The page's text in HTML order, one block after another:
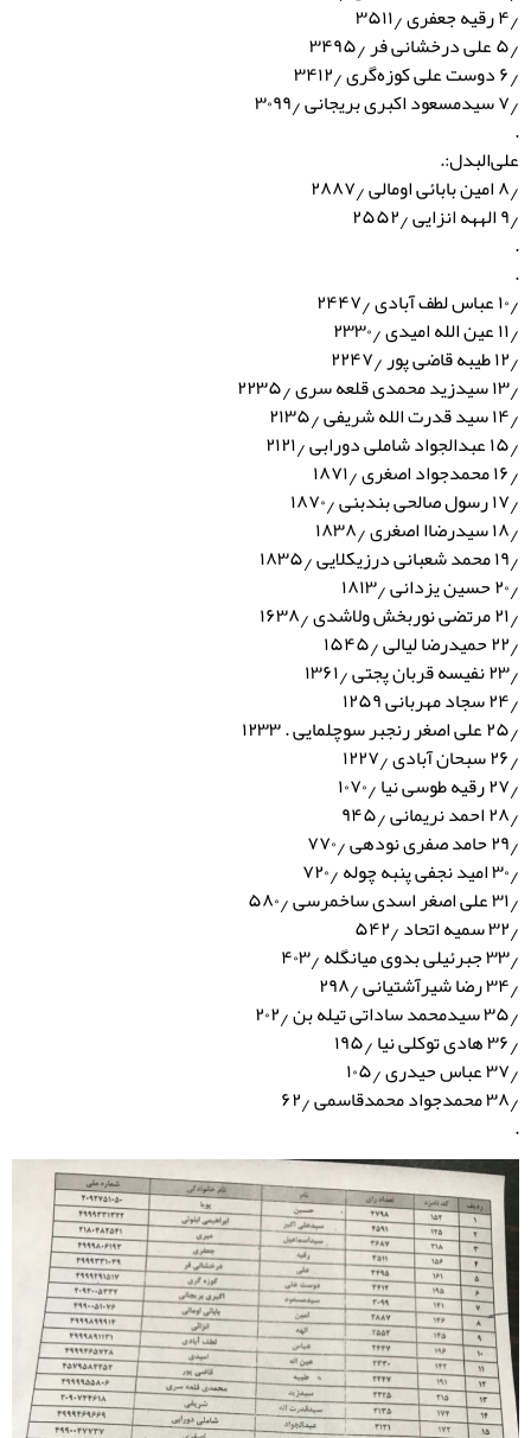
۴٫ رقیه جعفری ۳۵۱۱٫
۵٫ علی درخشانی فر ۳۴۹۵٫
۶٫ دوست علی کوزه‌گری ۳۴۱۲٫
۷٫ سیدمسعود اکبری بریجانی ۳۰۹۹٫
.
علی‌البدل:.
۸٫ امین بابائی اومالی ۲۸۸۷٫
۹٫ الههه انزایی ۲۵۵۲٫
.
.
۱۰٫ عباس لطف آبادی ۲۴۴۷٫
۱۱٫ عین الله امیدی ۲۳۳۰٫
۱۲٫ طیبه قاضی پور ۲۲۴۷٫
۱۳٫ سیدزید محمدی قلعه سری ۲۲۳۵٫
۱۴٫ سید قدرت الله شریفی ۲۱۳۵٫
۱۵٫ عبدالجواد شاملی دورابی ۲۱۲۱٫
۱۶٫ محمدجواد اصغری ۱۸۷۱٫
۱۷٫ رسول صالحی بندبنی ۱۸۷۰٫
۱۸٫ سیدرضاا اصغری ۱۸۳۸٫
۱۹٫ محمد شعبانی درزیکلایی ۱۸۳۵٫
۲۰٫ حسین یزدانی ۱۸۱۳٫
۲۱٫ مرتضی نوربخش ولاشدی ۱۶۳۸٫
۲۲٫ حمیدرضا لیالی ۱۵۴۵٫
۲۳٫ نفیسه قربان پجتی ۱۳۶۱٫
۲۴٫ سجاد مهربانی ۱۲۵۹
۲۵٫ علی اصغر رنجبر سوچلمایی . ۱۲۳۳
۲۶٫ سبحان آبادی ۱۲۲۷٫
۲۷٫ رقیه طوسی نیا ۱۰۷۰٫
۲۸٫ احمد نریمانی ۹۴۵٫
۲۹٫ حامد صفری نودهی ۷۷۰٫
۳۰٫ امید نجفی پنبه چوله ۷۲۰٫
۳۱٫ علی اصغر اسدی ساخمرسی ۵۸۰٫
۳۲٫ سمیه اتحاد ۵۴۲٫
۳۳٫ جبرئیلی بدوی میانگله ۴۰۳٫
۳۴٫ رضا شیرآشتیانی ۲۹۸٫
۳۵٫ سیدمحمد ساداتی تیله بن ۲۰۲٫
۳۶٫ هادی توکلی نیا ۱۹۵٫
۳۷٫ عباس حیدری ۱۰۵٫
۳۸٫ محمدجواد محمدقاسمی ۶۲٫
.